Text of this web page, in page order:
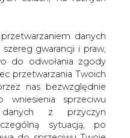
do ustalenia,
Twoje dane nie
marketingu własnego
więc nie zgadzasz
przetwarzania
zastrzeżenia w tym
lub prześlij nam
Inspektora Ochrony
adres
iod@are.waw.pl
na zgodność z
przed jej
zasad korzystania z portalu